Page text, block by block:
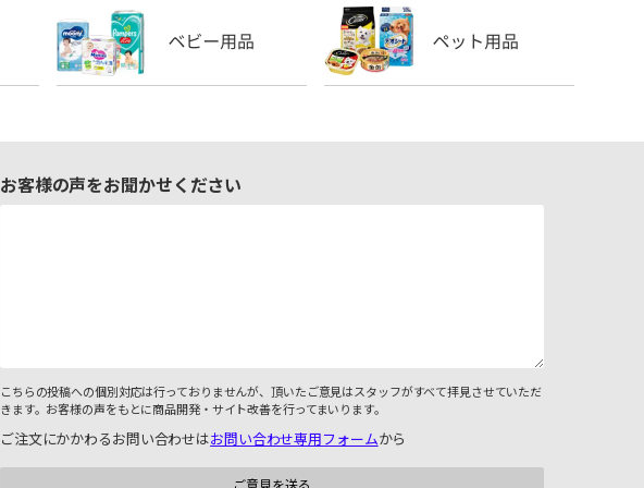
お客様の声をお聞かせください
こちらの投稿への個別対応は行っておりませんが、頂いたご意見はスタッフがすべて拝見させていただ
きます。お客様の声をもとに商品開発・サイト改善を行ってまいります。
ご注文にかかわるお問い合わせはお問い合わせ専用フォームから